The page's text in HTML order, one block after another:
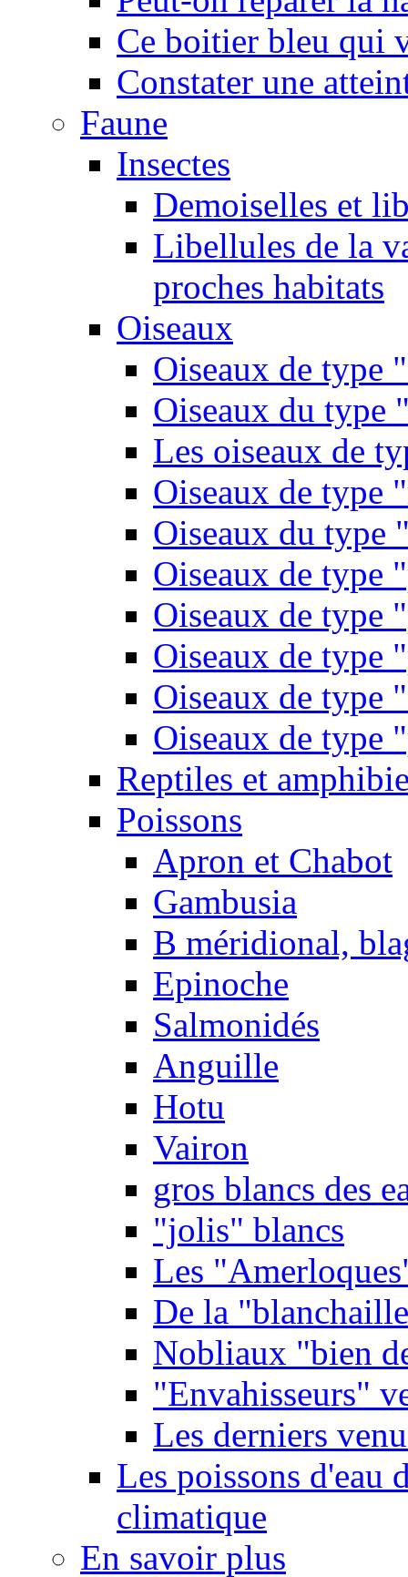
Ce boitier bleu qui
Constater une
Faune
Insectes
Demoiselles et
Libellules de la
proches habitats
Oiseaux
Oiseaux de type
Oiseaux du type
Les oiseaux de
Oiseaux de type
Oiseaux du type
Oiseaux de type
Oiseaux de type
Oiseaux de type
Oiseaux de type
Oiseaux de type
Reptiles et
Poissons
Apron et Chabot
Gambusia
B méridional,
Epinoche
Salmonidés
Anguille
Hotu
Vairon
gros blancs des
"jolis" blancs
Les
De la
Nobliaux "bien
"Envahisseurs"
Les derniers
Les poissons d'eau
climatique
En savoir plus